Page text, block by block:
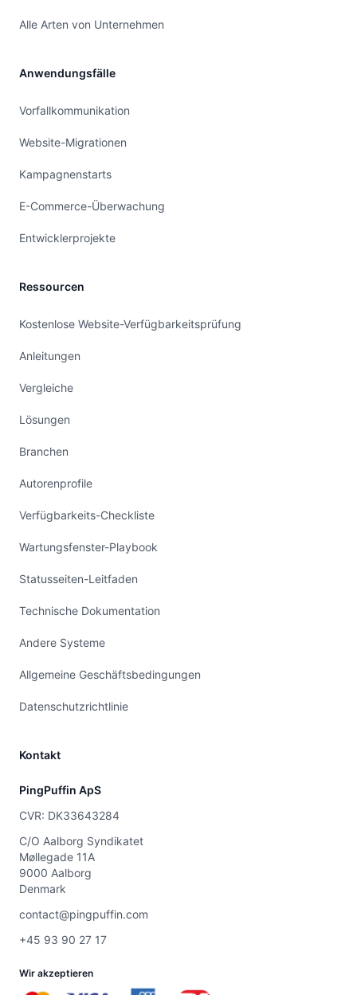
Alle Arten von Unternehmen
Anwendungsfälle
Vorfallkommunikation
Website-Migrationen
Kampagnenstarts
E-Commerce-Überwachung
Entwicklerprojekte
Ressourcen
Kostenlose Website-Verfügbarkeitsprüfung
Anleitungen
Vergleiche
Lösungen
Branchen
Autorenprofile
Verfügbarkeits-Checkliste
Wartungsfenster-Playbook
Statusseiten-Leitfaden
Technische Dokumentation
Andere Systeme
Allgemeine Geschäftsbedingungen
Datenschutzrichtlinie
Kontakt
PingPuffin ApS
CVR: DK33643284
C/O Aalborg Syndikatet
Møllegade 11A
9000 Aalborg
Denmark
contact@pingpuffin.com
+45 93 90 27 17
Wir akzeptieren